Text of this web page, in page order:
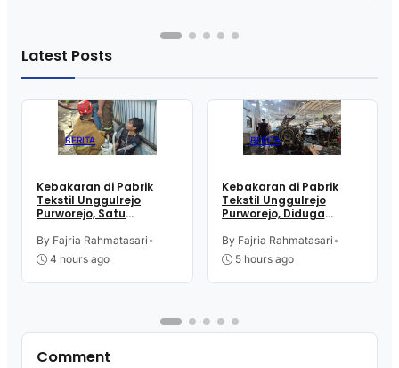
Latest Posts
BERITA
Kebakaran di Pabrik
Tekstil Unggulrejo
Purworejo, Satu
Tulang, Petugas
Damkar Sesak Nafas
By Fajria Rahmatasari•
4 hours ago
BERITA
Kebakaran di Pabrik
Tekstil Unggulrejo
Purworejo, Diduga
By Fajria Rahmatasari•
5 hours ago
Comment